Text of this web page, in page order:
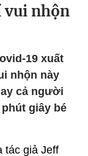
vui nhộn
19 xuất
nhộn này
cả người
giây bé
tác giả Jeff